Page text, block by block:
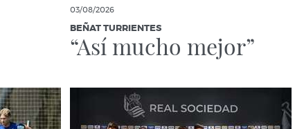
03/08/2026
BEÑAT TURRIENTES
“Así mucho mejor”